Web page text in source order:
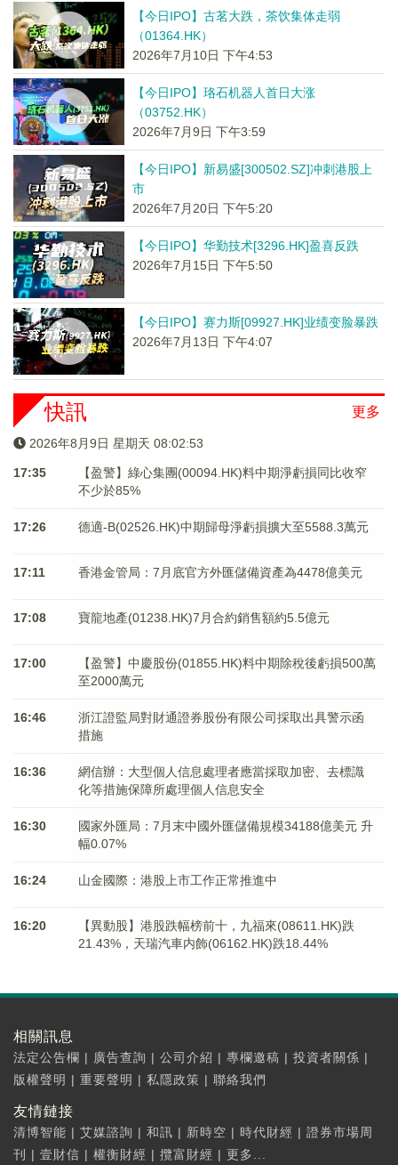
【今日IPO】古茗大跌，茶饮集体走弱
（01364.HK）
2026年7月10日 下午4:53
【今日IPO】珞石机器人首日大涨
（03752.HK）
2026年7月9日 下午3:59
【今日IPO】新易盛[300502.SZ]冲刺港股上
市
2026年7月20日 下午5:20
【今日IPO】华勤技术[3296.HK]盈喜反跌
2026年7月15日 下午5:50
【今日IPO】赛力斯[09927.HK]业绩变脸暴跌
2026年7月13日 下午4:07
更多
快訊
2026年8月9日 星期天 08:02:54
17:35
【盈警】綠心集團(00094.HK)料中期淨虧損同比收窄
不少於85%
17:26 德適-B(02526.HK)中期歸母淨虧損擴大至5588.3萬元
17:11 香港金管局：7月底官方外匯儲備資產為4478億美元
17:08 寶龍地產(01238.HK)7月合約銷售額約5.5億元
17:00
【盈警】中慶股份(01855.HK)料中期除稅後虧損500萬
至2000萬元
16:46
浙江證監局對財通證券股份有限公司採取出具警示函
措施
16:36
網信辦：大型個人信息處理者應當採取加密、去標識
化等措施保障所處理個人信息安全
16:30
國家外匯局：7月末中國外匯儲備規模34188億美元 升
幅0.07%
16:24 山金國際：港股上市工作正常推進中
16:20
【異動股】港股跌幅榜前十，九福來(08611.HK)跌
21.43%，天瑞汽車内飾(06162.HK)跌18.44%
相關訊息
法定公告欄 | 廣告查詢 | 公司介紹 | 專欄邀稿 | 投資者關係 |
版權聲明 | 重要聲明 | 私隱政策 | 聯絡我們
友情鏈接
清博智能 | 艾媒諮詢 | 和訊 | 新時空 | 時代財經 | 證券市場周
刊
| 壹財信 | 權衡財經 | 攬富財經 | 更多...